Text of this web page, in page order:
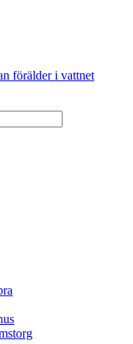
förälder i vattnet